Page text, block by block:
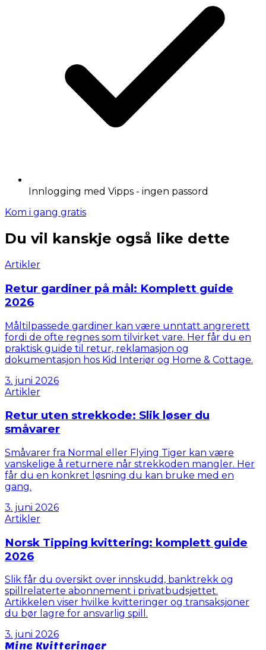
Innlogging med Vipps - ingen passord
Kom i gang gratis
Du vil kanskje også like dette
Artikler
Retur gardiner på mål: Komplett guide
2026
Måltilpassede gardiner kan være unntatt angrerett
fordi de ofte regnes som tilvirket vare. Her får du en
praktisk guide til retur, reklamasjon og
dokumentasjon hos Kid Interiør og Home & Cottage.
3. juni 2026
Artikler
Retur uten strekkode: Slik løser du
småvarer
Småvarer fra Normal eller Flying Tiger kan være
vanskelige å returnere når strekkoden mangler. Her
får du en konkret løsning du kan bruke med en
gang.
3. juni 2026
Artikler
Norsk Tipping kvittering: komplett guide
2026
Slik får du oversikt over innskudd, banktrekk og
spillrelaterte abonnement i privatbudsjettet.
Artikkelen viser hvilke kvitteringer og transaksjoner
du bør lagre for ansvarlig spill.
3. juni 2026
Mine Kvitteringer